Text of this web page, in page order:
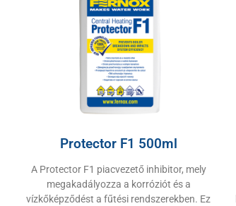
Protector F1 500ml
A Protector F1 piacvezető inhibitor, mely
megakadályozza a korróziót és a
vízkőképződést a fűtési rendszerekben. Ez